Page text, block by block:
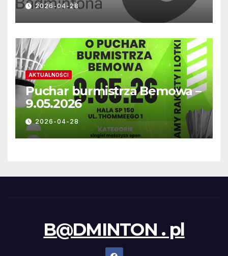
2026-04-28
AKTUALNOŚCI
Puchar burmistrza Bemowa –
9.05.2026
2026-04-28
B@DMINTON . pl